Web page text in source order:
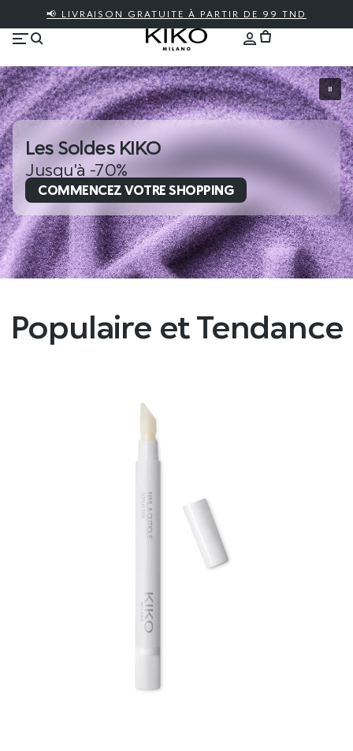
📢 LIVRAISON GRATUITE À PARTIR DE 99 TND
Les Soldes KIKO
Jusqu'à -70%
COMMENCEZ VOTRE SHOPPING
Populaire et Tendance